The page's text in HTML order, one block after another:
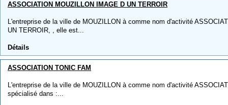
ASSOCIATION MOUZILLON IMAGE D UN TERROIR
L'entreprise de la ville de MOUZILLON à comme nom d'activité
UN TERROIR, , elle est...
Détails
ASSOCIATION TONIC FAM
L'entreprise de la ville de MOUZILLON à comme nom d'activité
spécialisé dans :...